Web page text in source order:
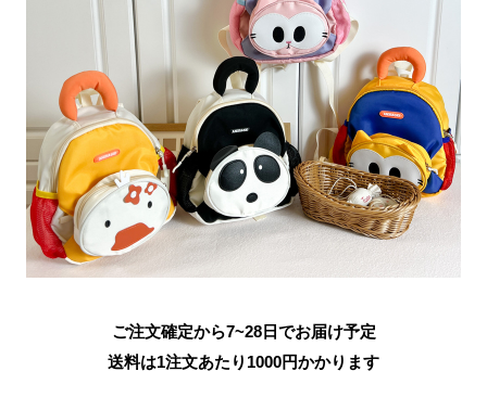
ご注文確定から7~28日でお届け予定
送料は1注文あたり 1000円かかります